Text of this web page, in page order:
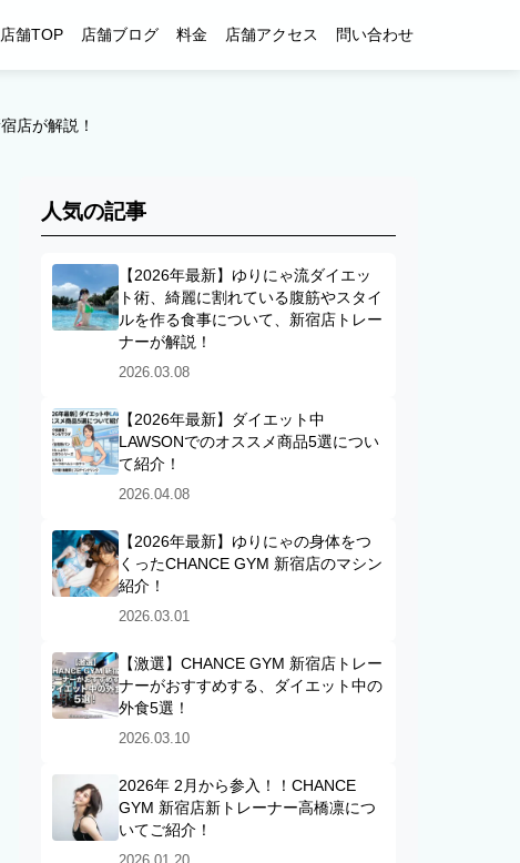
舗TOP 店舗ブログ 料金 店舗アクセス 問い合わせ
店が解説！
人気の記事
【2026年最新】ゆりにゃ流ダイエッ
ト術、綺麗に割れている腹筋やスタイ
ルを作る食事について、新宿店トレー
ナーが解説！
2026.03.08
【2026年最新】ダイエット中
LAWSONでのオススメ商品5選につい
て紹介！
2026.04.08
【2026年最新】ゆりにゃの身体をつ
くったCHANCE GYM 新宿店のマシン
紹介！
2026.03.01
【激選】CHANCE GYM 新宿店トレー
ナーがおすすめする、ダイエット中の
外食5選！
2026.03.10
2026年 2月から参入！！CHANCE
GYM 新宿店新トレーナー高橋凛につ
いてご紹介！